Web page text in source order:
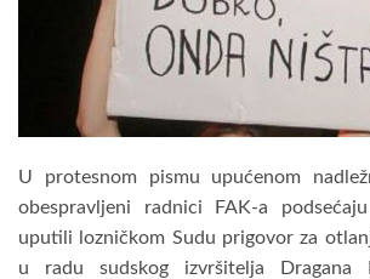
U protesnom pismu upućenom
obespravljeni radnici FAK-a
uputili lozničkom Sudu prigovor za
u radu sudskog izvršitelja Dragana